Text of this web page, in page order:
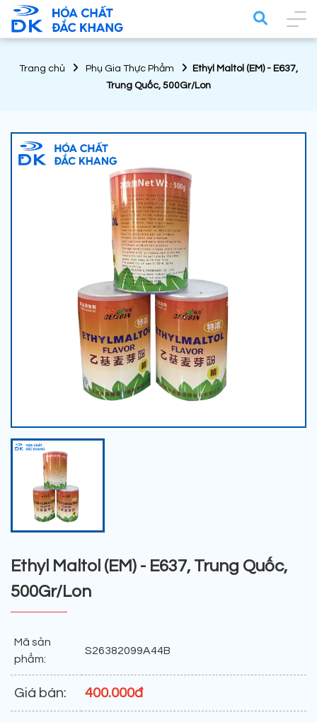
Trang chủ Phụ Gia Thực Phẩm
Ethyl Maltol (EM) - E637,
Trung Quốc, 500Gr/Lon
Ethyl Maltol (EM) - E637, Trung Quốc,
500Gr/Lon
Mã sản
phẩm:
S26382099A44B
Giá bán: 400.000đ